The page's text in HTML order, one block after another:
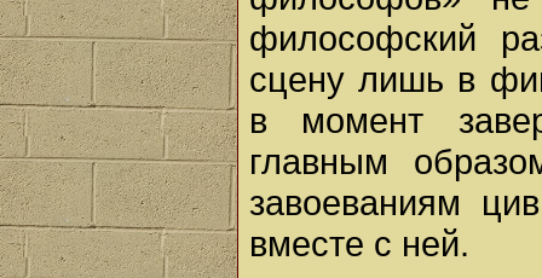
философский
сцену лишь в
в момент
главным
завоеваниям
вместе с ней.